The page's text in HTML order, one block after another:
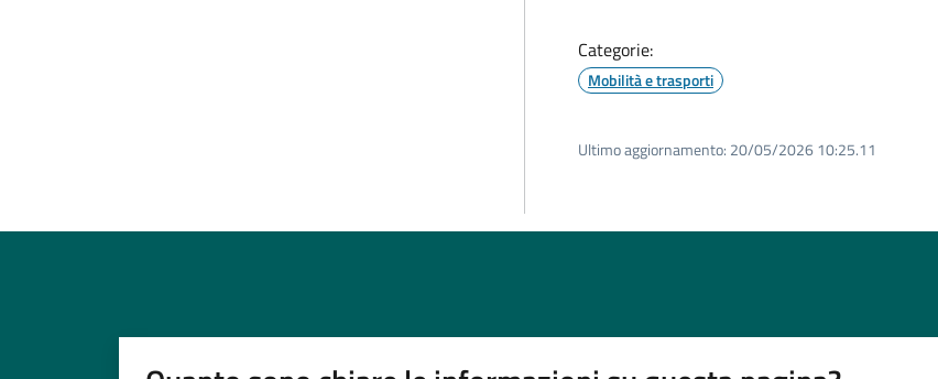
Categorie:
Mobilità e trasporti
Ultimo aggiornamento: 20/05/2026 10:25.11